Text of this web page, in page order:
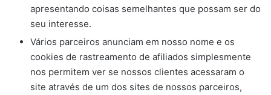
apresentando coisas semelhantes que possam ser do
seu interesse.
Vários parceiros anunciam em nosso nome e os
cookies de rastreamento de afiliados simplesmente
nos permitem ver se nossos clientes acessaram o
site através de um dos sites de nossos parceiros,